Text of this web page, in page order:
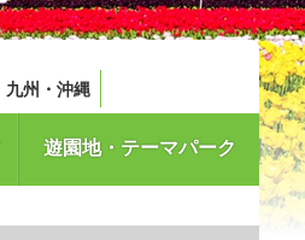
九州・沖縄
遊園地・テーマパーク